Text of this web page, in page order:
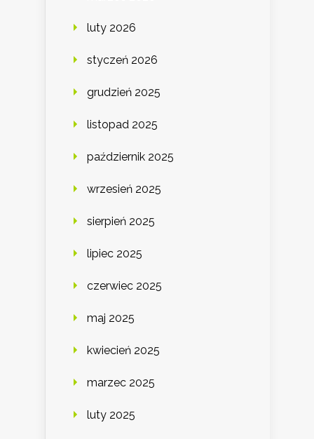
luty 2026
styczeń 2026
grudzień 2025
listopad 2025
październik 2025
wrzesień 2025
sierpień 2025
lipiec 2025
czerwiec 2025
maj 2025
kwiecień 2025
marzec 2025
luty 2025